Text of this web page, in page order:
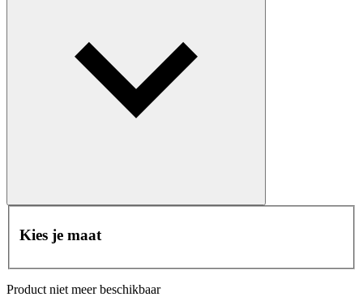
Kies je maat
Product niet meer beschikbaar